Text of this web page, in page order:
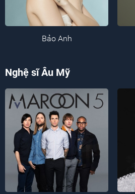
Bảo Anh
Nghệ sĩ Âu Mỹ